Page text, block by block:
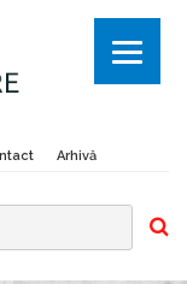
Arhivă